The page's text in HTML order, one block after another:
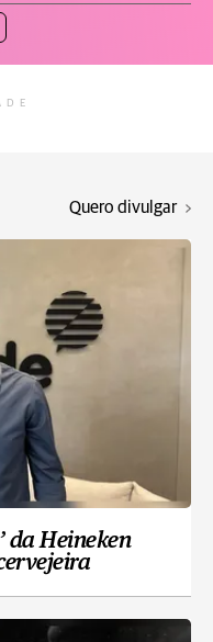
Quero divulgar
da Heineken